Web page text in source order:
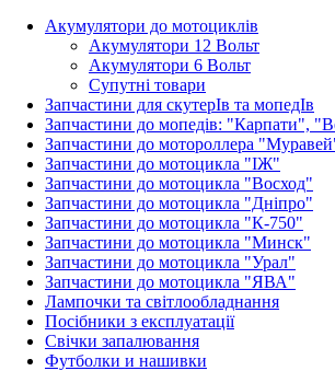
Акумулятори до мотоциклів
Акумулятори 12 Вольт
Акумулятори 6 Вольт
Супутні товари
Запчастини для скутерІв та мопедІв
Запчастини до мопедів: "Карпати",
Запчастини до мотороллера
Запчастини до мотоцикла "ІЖ"
Запчастини до мотоцикла "Восход"
Запчастини до мотоцикла "Дніпро"
Запчастини до мотоцикла "К-750"
Запчастини до мотоцикла "Минск"
Запчастини до мотоцикла "Урал"
Запчастини до мотоцикла "ЯВА"
Лампочки та світлообладнання
Посібники з експлуатації
Свічки запалювання
Футболки и нашивки